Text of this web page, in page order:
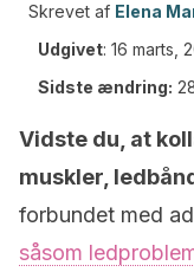
Skrevet af Elena
Udgivet: 16 marts,
Sidste ændring:
Vidste du, at
muskler,
forbundet med
såsom